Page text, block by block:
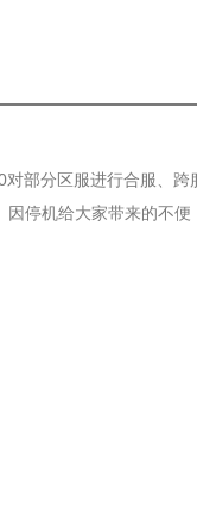
部分区服进行合服、跨
因停机给大家带来的不便